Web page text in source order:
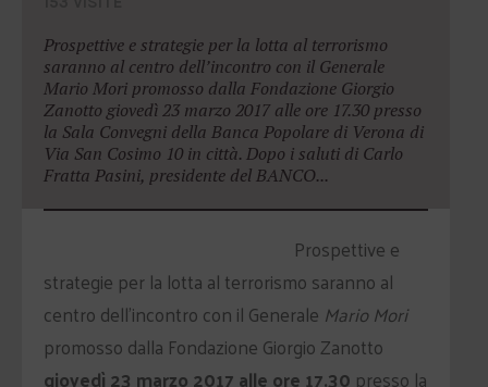
Prospettive e strategie per la lotta al terrorismo
saranno al centro dell’incontro con il Generale
Mario Mori promosso dalla Fondazione Giorgio
Zanotto giovedì 23 marzo 2017 alle ore 17.30 presso
la Sala Convegni della Banca Popolare di Verona di
Via San Cosimo 10 in città. Dopo i saluti di Carlo
Fratta Pasini, presidente del BANCO...
Prospettive e
strategie per la lotta al terrorismo saranno al
centro dell’incontro con il Generale Mario Mori
promosso dalla Fondazione Giorgio Zanotto
giovedì 23 marzo 2017 alle ore 17.30 presso la